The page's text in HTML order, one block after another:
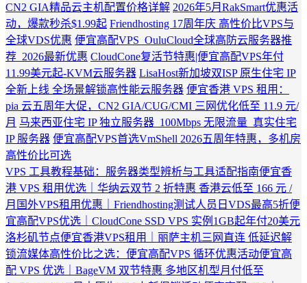
CN2 GIA精品云主机配置价格详解 2026年5月RakSmart优惠活
动，爆款秒杀$1.99起 Friendhosting 17周年庆 高性价比VPS与
全球VDS优惠 便宜高配VPS_OuluCloud全球高防云服务器推
荐_2026最新优惠 CloudCone复活节特惠|便宜高配VPS年付
11.99美元起-KVM云服务器 LisaHost新加坡双ISP 原生住宅 IP
全新上线 全场景解锁高性能云服务器 便宜香港 VPS 租用：
pia 云五周年大促，CN2 GIA/CUG/CMI 三网优化低至 11.9 元/
月 马来西亚住宅 IP 独立服务器_100Mbps 无限流量_真实住宅
IP 服务器 便宜高配VPS首选VmShell 2026五周年特惠，多机房
高性价比可选
VPS 工具教程基础：服务器类型辨析与工具适配指南便宜香
港 VPS 租用优选｜华纳云双节 2 折特惠 香港云低至 166 元 /
月 国外VPS租用优惠｜Friendhosting测试人员日VDS最高5折便
宜高配VPS优选｜CloudCone SSD VPS 实例1GB起年付20美元
洛杉矶节点便宜香港VPS租用｜丽萨主机三网直连 低延迟解
锁流媒体高性价比之选：便宜高配VPS 循环优惠活动便宜高
配 VPS 优选｜BageVM 双节特惠 多地区机型月付低至